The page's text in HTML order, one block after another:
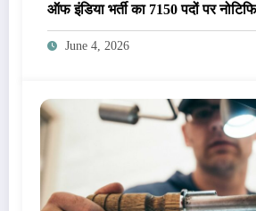
ऑफ इंडिया भर्ती का 7150 पदों पर
June 4, 2026